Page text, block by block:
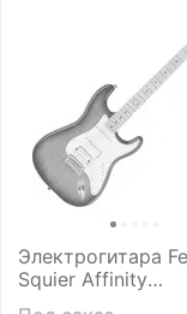
Электрогитара
Squier Affinity